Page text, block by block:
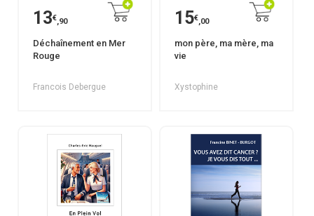
13€,90
Déchaînement en Mer
Rouge
Francois Debergue
15€,00
mon père, ma mère, ma
vie
Xystophine